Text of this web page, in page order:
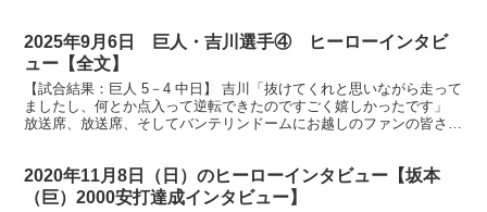
2025年9月6日 巨人・吉川選手④ ヒーローインタビ
ュー【全文】
【試合結果：巨人 5－4 中日】 吉川「抜けてくれと思いながら走って
ましたし、何とか点入って逆転できたのですごく嬉しかったです」
放送席、放送席、そしてバンテリンドームにお越しのファンの皆さ
2020年11月8日（日）のヒーローインタビュー【坂本
（巨）2000安打達成インタビュー】